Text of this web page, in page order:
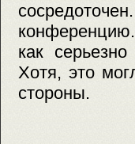
как
Хотя, это
стороны.